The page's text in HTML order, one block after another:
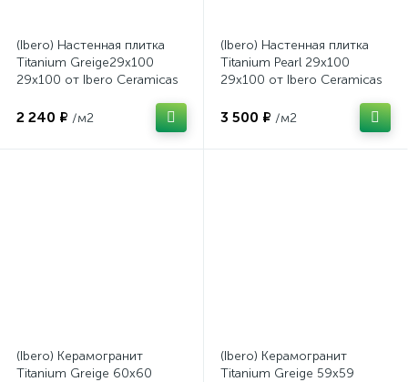
(Ibero) Настенная плитка
Titanium Greige29x100
29x100 от Ibero Ceramicas
2 240 ₽ /м2
(Ibero) Настенная плитка
Titanium Pearl 29x100
29x100 от Ibero Ceramicas
3 500 ₽ /м2
(Ibero) Керамогранит
Titanium Greige 60x60
(Ibero) Керамогранит
Titanium Greige 59x59